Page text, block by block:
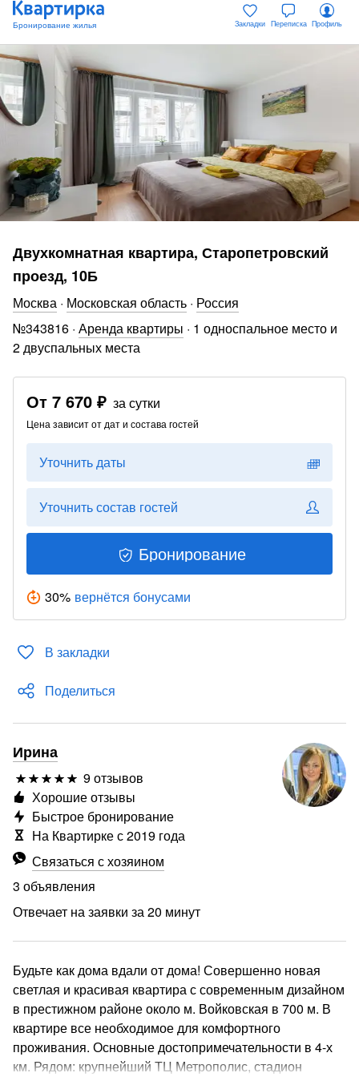
Закладки Переписка Профиль
Двухкомнатная квартира, Старопетровский
проезд, 10Б
Москва · Московская область · Россия
№343816 · Аренда квартиры · 1 односпальное место и
2 двуспальных места
От 7 670 ₽ за сутки
Цена зависит от дат и состава гостей
Уточнить даты
Уточнить состав гостей
Бронирование
30% вернётся бонусами
В закладки
Поделиться
Ирина
9 отзывов
Связаться с хозяином
3 объявления
Отвечает на заявки за 20 минут
Хорошие отзывы
Быстрое бронирование
На Квартирке с 2019 года
Будьте как дома вдали от дома! Совершенно новая
светлая и красивая квартира с современным дизайном
в престижном районе около м. Войковская в 700 м. В
квартире все необходимое для комфортного
проживания. Основные достопримечательности в 4-х
км. Рядом: крупнейший ТЦ Метрополис, стадион